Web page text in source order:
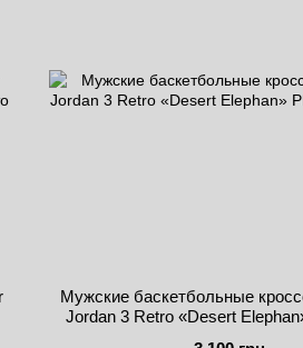
Мужские баскетбольные
Jordan 3 Retro «Desert